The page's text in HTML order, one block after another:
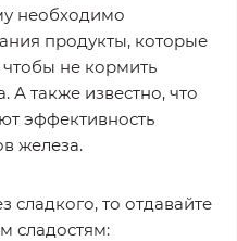
необходимо
продукты, которые
не кормить
А также известно, что
эффективность
железа.
сладкого, то отдавайте
сладостям: